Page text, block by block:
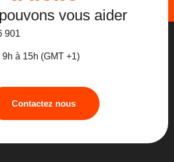
vous aider
901
à 15h (GMT +1)
Contactez nous